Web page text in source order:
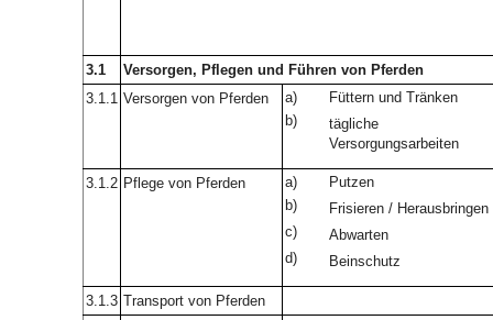
3.1
Versorgen, Pflegen und Führen von Pferden
3.1.1 Versorgen von Pferden a)
Füttern und Tränken
b)
tägliche
Versorgungsarbeiten
3.1.2 Pflege von Pferden a)
Putzen
b)
Frisieren / Herausbringen
c)
Abwarten
d)
Beinschutz
3.1.3 Transport von Pferden